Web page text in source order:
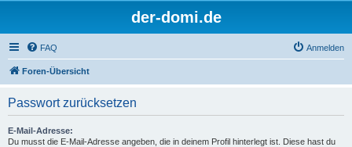
der-domi.de
FAQ Anmelden
Foren-Übersicht
Passwort zurücksetzen
E-Mail-Adresse:
Du musst die E-Mail-Adresse angeben, die in deinem Profil hinterlegt ist. Diese hast du